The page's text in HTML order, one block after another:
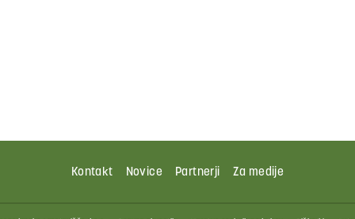
Kontakt Novice Partnerji Za medije